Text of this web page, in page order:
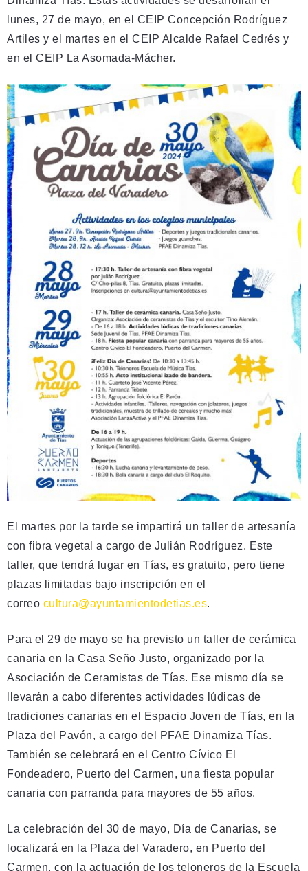
lunes, 27 de mayo, en el CEIP Concepción Rodríguez
Artiles y el martes en el CEIP Alcalde Rafael Cedrés y
en el CEIP La Asomada-Mácher.
El martes por la tarde se impartirá un taller de artesanía
con fibra vegetal a cargo de Julián Rodríguez. Este
taller, que tendrá lugar en Tías, es gratuito, pero tiene
plazas limitadas bajo inscripción en el
correo cultura@ayuntamientodetias.es.
Para el 29 de mayo se ha previsto un taller de cerámica
canaria en la Casa Seño Justo, organizado por la
Asociación de Ceramistas de Tías. Ese mismo día se
llevarán a cabo diferentes actividades lúdicas de
tradiciones canarias en el Espacio Joven de Tías, en la
Plaza del Pavón, a cargo del PFAE Dinamiza Tías.
También se celebrará en el Centro Cívico El
Fondeadero, Puerto del Carmen, una fiesta popular
canaria con parranda para mayores de 55 años.
La celebración del 30 de mayo, Día de Canarias, se
localizará en la Plaza del Varadero, en Puerto del
Carmen, con la actuación de los teloneros de la Escuela